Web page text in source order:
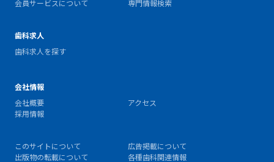
会員サービスについて
専門情報検索
歯科求人
歯科求人を探す
会社情報
会社概要
アクセス
採用情報
このサイトについて
広告掲載について
出版物の転載について
各種歯科関連情報